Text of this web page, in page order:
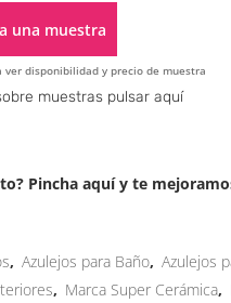
una muestra
ver disponibilidad y precio de muestra
Alternative:
muestras pulsar aquí
Pincha aquí y te
, Azulejos para Baño, Azulejos
, Marca Super Cerámica,